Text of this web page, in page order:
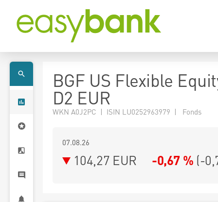
BGF US Flexible
D2 EUR
WKN A0J2PC | ISIN LU0252963979 | Fonds
07.08.26
104,27 EUR -0,67 % (-